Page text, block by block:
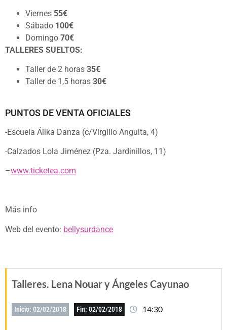
Viernes 55€
Sábado 100€
Domingo 70€
TALLERES SUELTOS:
Taller de 2 horas 35€
Taller de 1,5 horas 30€
PUNTOS DE VENTA OFICIALES
-Escuela Álika Danza (c/Virgilio Anguita, 4)
-Calzados Lola Jiménez (Pza. Jardinillos, 11)
–www.ticketea.com
Más info
Web del evento: bellysurdance
Talleres. Lena Nouar y Ángeles Cayunao
Inicio: 02/02/2018 Fin: 02/02/2018 14:30